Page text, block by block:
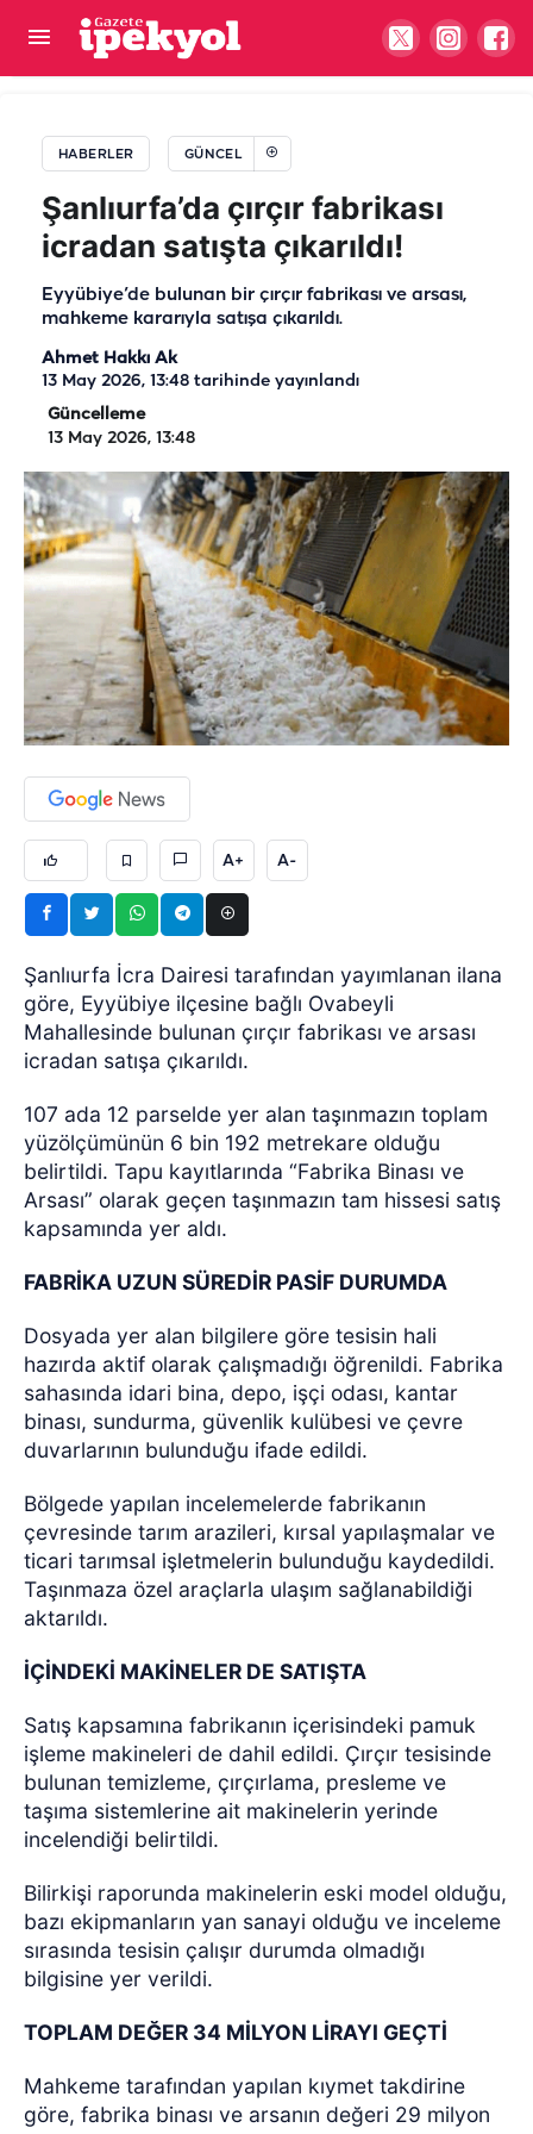
HABERLER GÜNCEL
Şanlıurfa’da çırçır fabrikası
icradan satışta çıkarıldı!
Eyyübiye’de bulunan bir çırçır fabrikası ve arsası,
mahkeme kararıyla satışa çıkarıldı.
Ahmet Hakkı Ak
13 May 2026, 13:48 tarihinde yayınlandı
Güncelleme
13 May 2026, 13:48
A+ A-
Şanlıurfa İcra Dairesi tarafından yayımlanan ilana
göre, Eyyübiye ilçesine bağlı Ovabeyli
Mahallesinde bulunan çırçır fabrikası ve arsası
icradan satışa çıkarıldı.
107 ada 12 parselde yer alan taşınmazın toplam
yüzölçümünün 6 bin 192 metrekare olduğu
belirtildi. Tapu kayıtlarında “Fabrika Binası ve
Arsası” olarak geçen taşınmazın tam hissesi satış
kapsamında yer aldı.
FABRİKA UZUN SÜREDİR PASİF DURUMDA
Dosyada yer alan bilgilere göre tesisin hali
hazırda aktif olarak çalışmadığı öğrenildi. Fabrika
sahasında idari bina, depo, işçi odası, kantar
binası, sundurma, güvenlik kulübesi ve çevre
duvarlarının bulunduğu ifade edildi.
Bölgede yapılan incelemelerde fabrikanın
çevresinde tarım arazileri, kırsal yapılaşmalar ve
ticari tarımsal işletmelerin bulunduğu kaydedildi.
Taşınmaza özel araçlarla ulaşım sağlanabildiği
aktarıldı.
İÇİNDEKİ MAKİNELER DE SATIŞTA
Satış kapsamına fabrikanın içerisindeki pamuk
işleme makineleri de dahil edildi. Çırçır tesisinde
bulunan temizleme, çırçırlama, presleme ve
taşıma sistemlerine ait makinelerin yerinde
incelendiği belirtildi.
Bilirkişi raporunda makinelerin eski model olduğu,
bazı ekipmanların yan sanayi olduğu ve inceleme
sırasında tesisin çalışır durumda olmadığı
bilgisine yer verildi.
TOPLAM DEĞER 34 MİLYON LİRAYI GEÇTİ
Mahkeme tarafından yapılan kıymet takdirine
göre, fabrika binası ve arsanın değeri 29 milyon
Beklenen haber geldi! Atatürk Bulvarı trafiğe